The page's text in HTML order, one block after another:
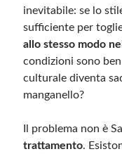
inevitabile: se lo
sufficiente per
allo stesso modo
condizioni sono
culturale diventa
manganello?
Il problema non è
trattamento.